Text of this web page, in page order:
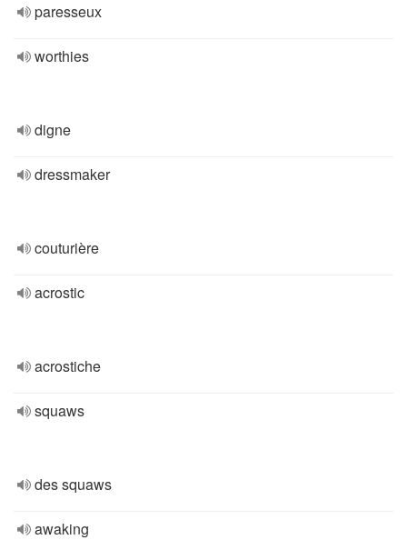
paresseux
worthies
digne
dressmaker
couturière
acrostic
acrostiche
squaws
des squaws
awaking